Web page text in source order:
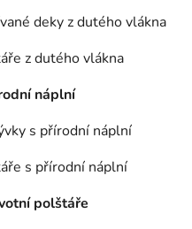
deky z dutého vlákna
z dutého vlákna
náplní
s přírodní náplní
s přírodní náplní
polštáře